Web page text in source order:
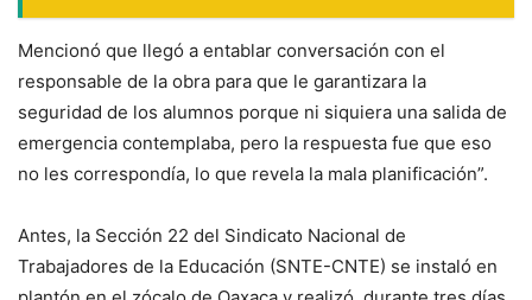
Mencionó que llegó a entablar conversación con el
responsable de la obra para que le garantizara la
seguridad de los alumnos porque ni siquiera una salida de
emergencia contemplaba, pero la respuesta fue que eso
no les correspondía, lo que revela la mala planificación”.
Antes, la Sección 22 del Sindicato Nacional de
Trabajadores de la Educación (SNTE-CNTE) se instaló en